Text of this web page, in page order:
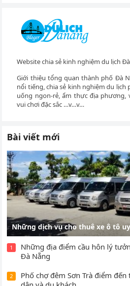
Website chia sẻ kinh nghiệm du lịch
Giới thiệu tổng quan thành phố Đà
nổi tiếng, chia sẻ kinh nghiệm du
uống ngon-rẻ, ẩm thực địa phương,
vui chơi đặc sắc …v…v…
Bài viết mới
Những dịch vụ cho thuê xe ô tô
1
Những địa điểm cầu hôn lý
Đà Nẵng
2
Phố chợ đêm Sơn Trà điểm